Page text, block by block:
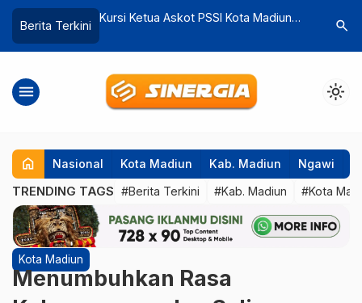
Berita Terkini
PSSI Kota Madiun
Ada-ada Saja Tingkah Bocil Ini, Jarinya
search
menu light_mode
home Nasional Kota Madiun Kab. Madiun Ngawi
TRENDING TAGS #Berita Terkini #Kab. Madiun #Kota
Kota Madiun
Menumbuhkan Rasa